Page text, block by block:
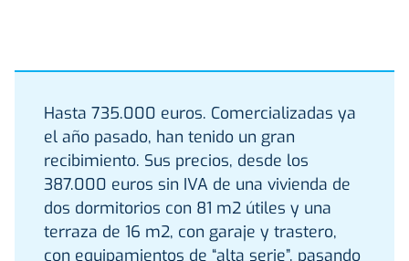
Hasta 735.000 euros. Comercializadas ya
el año pasado, han tenido un gran
recibimiento. Sus precios, desde los
387.000 euros sin IVA de una vivienda de
dos dormitorios con 81 m2 útiles y una
terraza de 16 m2, con garaje y trastero,
con equipamientos de “alta serie”, pasando